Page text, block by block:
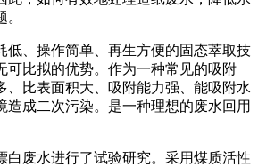
、操作简单、再生方便的固态萃取技
可比拟的优势。作为一种常见的吸附
、比表面积大、吸附能力强、能吸附水
造成二次污染。是一种理想的废水回用
废水进行了试验研究。采用煤质活性